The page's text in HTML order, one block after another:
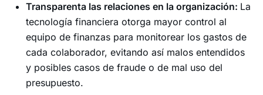
Transparenta las relaciones en la organización: La
tecnología financiera otorga mayor control al
equipo de finanzas para monitorear los gastos de
cada colaborador, evitando así malos entendidos
y posibles casos de fraude o de mal uso del
presupuesto.